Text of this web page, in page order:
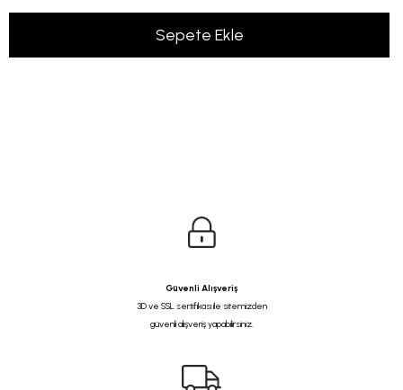
Güvenli Alışveriş
3D ve SSL sertifikası ile sitemizden
güvenli alışveriş yapabilirsiniz.